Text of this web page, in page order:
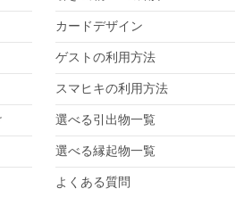
カードデザイン
ゲストの利用方法
スマヒキの利用方法
選べる引出物一覧
選べる縁起物一覧
よくある質問